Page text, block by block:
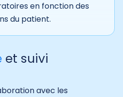
en fonction des
du patient.
et suivi
avec les